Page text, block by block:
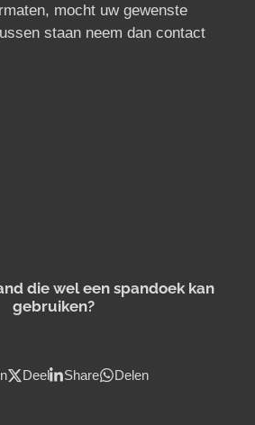
mocht uw gewenste
staan neem dan contact
die wel een spandoek kan
gebruiken?
Deel Share Delen